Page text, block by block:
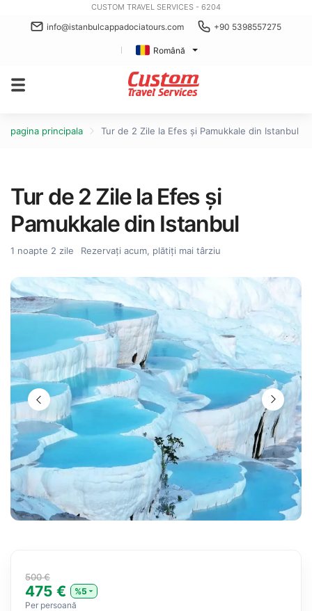
CUSTOM TRAVEL SERVICES - 6204
info@istanbulcappadociatours.com +90 5398557275
Română
pagina principala Tur de 2 Zile la Efes și Pamukkale din Istanbul
Tur de 2 Zile la Efes și
Pamukkale din Istanbul
1 noapte 2 zile Rezervați acum, plătiți mai târziu
500 €
475 €
%5
Per persoană